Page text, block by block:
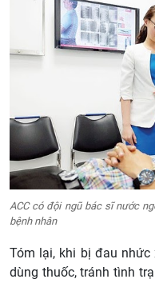
ACC có đội ngũ bác sĩ nước
bệnh nhân
Tóm lại, khi bị đau
dùng thuốc, tránh tình